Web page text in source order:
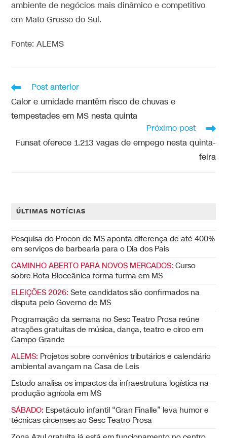
ambiente de negócios mais dinâmico e competitivo
em Mato Grosso do Sul.
Fonte: ALEMS
Post anterior
Calor e umidade mantêm risco de chuvas e
tempestades em MS nesta quinta
Próximo post
Funsat oferece 1.213 vagas de empego nesta quinta-
feira
ÚLTIMAS NOTÍCIAS
Pesquisa do Procon de MS aponta diferença de até 400%
em serviços de barbearia para o Dia dos Pais
CAMINHO ABERTO PARA NOVOS MERCADOS: Curso
sobre Rota Bioceânica forma turma em MS
ELEIÇÕES 2026: Sete candidatos são confirmados na
disputa pelo Governo de MS
Programação da semana no Sesc Teatro Prosa reúne
atrações gratuitas de música, dança, teatro e circo em
Campo Grande
ALEMS: Projetos sobre convênios tributários e calendário
ambiental avançam na Casa de Leis
Estudo analisa os impactos da infraestrutura logística na
produção agrícola em MS
SÁBADO: Espetáculo infantil “Gran Finalle” leva humor e
técnicas circenses ao Sesc Teatro Prosa